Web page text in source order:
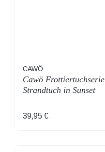
CAWÖ
Cawö
Strandtuch in Sunset
Regulärer Preis:
39,95 €